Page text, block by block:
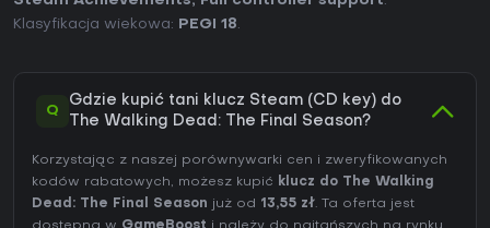
Klasyfikacja wiekowa:
PEGI 18.
Q
Gdzie kupić tani klucz Steam (CD key) do
The Walking Dead: The Final Season?
Korzystając z naszej porównywarki cen i zweryfikowanych
kodów rabatowych, możesz kupić klucz do The Walking
Dead: The Final Season już od 13,55 zł. Ta oferta jest